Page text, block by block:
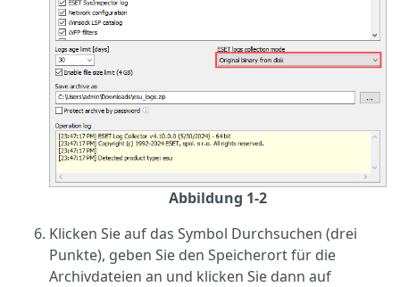
Abbildung 1-2
Klicken Sie auf das Symbol Durchsuchen (drei
Punkte), geben Sie den Speicherort für die
Archivdateien an und klicken Sie dann auf